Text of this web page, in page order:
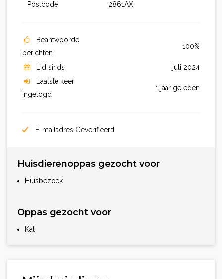
Postcode
2861AX
Beantwoorde
berichten
100%
Lid sinds
juli 2024
Laatste keer
ingelogd
1 jaar geleden
E-mailadres Geverifiëerd
Huisdierenoppas gezocht voor
Huisbezoek
Oppas gezocht voor
Kat